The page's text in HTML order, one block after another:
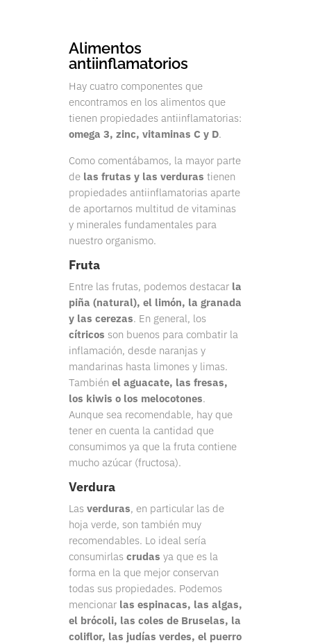
Alimentos
antiinflamatorios
Hay cuatro componentes que
encontramos en los alimentos que
tienen propiedades antiinflamatorias:
omega 3, zinc, vitaminas C y D.
Como comentábamos, la mayor parte
de las frutas y las verduras tienen
propiedades antiinflamatorias aparte
de aportarnos multitud de vitaminas
y minerales fundamentales para
nuestro organismo.
Fruta
Entre las frutas, podemos destacar la
piña (natural), el limón, la granada
y las cerezas. En general, los
cítricos son buenos para combatir la
inflamación, desde naranjas y
mandarinas hasta limones y limas.
También el aguacate, las fresas,
los kiwis o los melocotones.
Aunque sea recomendable, hay que
tener en cuenta la cantidad que
consumimos ya que la fruta contiene
mucho azúcar (fructosa).
Verdura
Las verduras, en particular las de
hoja verde, son también muy
recomendables. Lo ideal sería
consumirlas crudas ya que es la
forma en la que mejor conservan
todas sus propiedades. Podemos
mencionar las espinacas, las algas,
el brócoli, las coles de Bruselas, la
coliflor, las judías verdes, el puerro